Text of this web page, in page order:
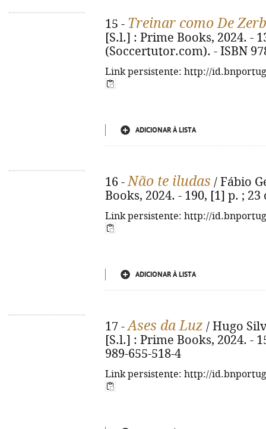
15 - Treinar como De
[S.l.] : Prime Books, 2024. -
(Soccertutor.com). - ISBN
Link persistente: http://
ADICIONAR À LISTA
16 -Não te iludas / Fábio
Books, 2024. - 190, [1] p. ; 23
Link persistente: http://
ADICIONAR À LISTA
17 -Ases da Luz / Hugo
[S.l.] : Prime Books, 2024. -
989-655-518-4
Link persistente: http://